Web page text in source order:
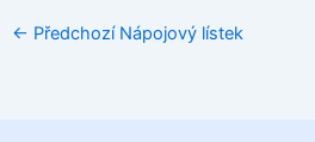
← Předchozí Nápojový lístek